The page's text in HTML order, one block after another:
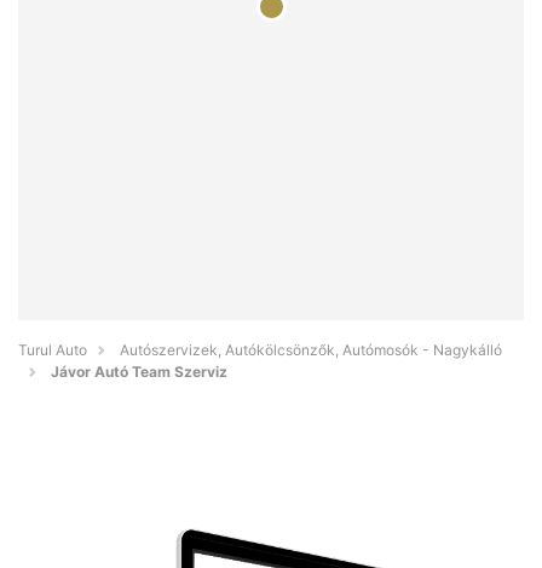
Turul Auto
Autószervizek, Autókölcsönzők, Autómosók - Nagykálló
Jávor Autó Team Szerviz